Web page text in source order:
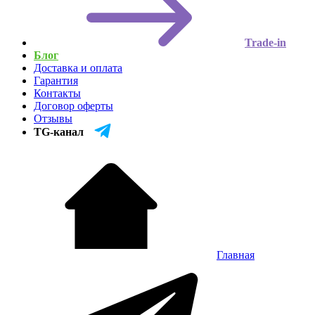
Trade-in
Блог
Доставка и оплата
Гарантия
Контакты
Договор оферты
Отзывы
TG-канал
Главная